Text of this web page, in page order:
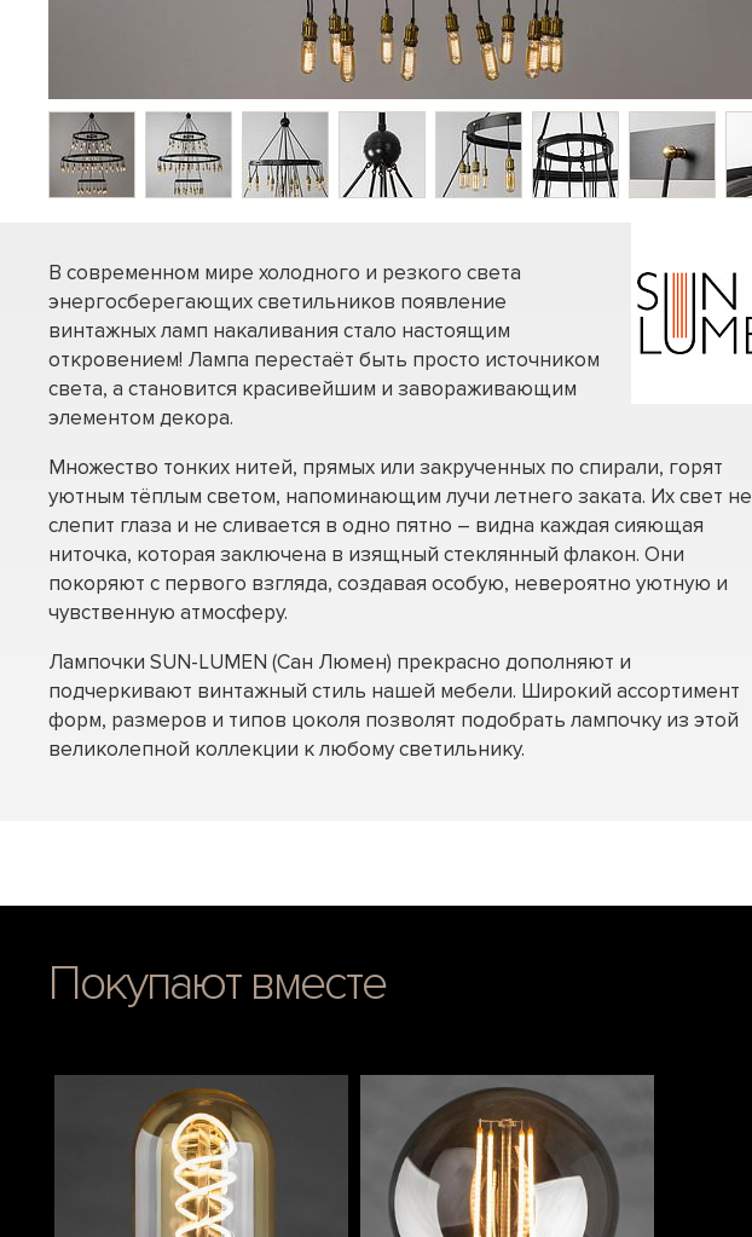
В современном мире холодного и резкого света
энергосберегающих светильников появление
винтажных ламп накаливания стало настоящим
откровением! Лампа перестаёт быть просто источником
света, а становится красивейшим и завораживающим
элементом декора.
Множество тонких нитей, прямых или закрученных по спирали, горят
уютным тёплым светом, напоминающим лучи летнего заката. Их свет не
слепит глаза и не сливается в одно пятно – видна каждая сияющая
ниточка, которая заключена в изящный стеклянный флакон. Они
покоряют с первого взгляда, создавая особую, невероятно уютную и
чувственную атмосферу.
Лампочки SUN-LUMEN (Сан Люмен) прекрасно дополняют и
подчеркивают винтажный стиль нашей мебели. Широкий ассортимент
форм, размеров и типов цоколя позволят подобрать лампочку из этой
великолепной коллекции к любому светильнику.
Покупают вместе